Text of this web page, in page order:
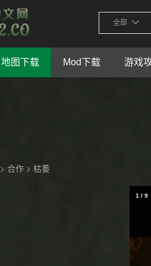
全部
地图下载 Mod下载 游戏
> 合作 > 枯萎
1 / 9